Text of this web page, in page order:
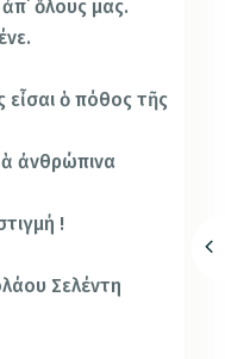
ὅλους μας.
ὁ πόθος τῆς
ἀνθρώπινα
!
Σελέντη